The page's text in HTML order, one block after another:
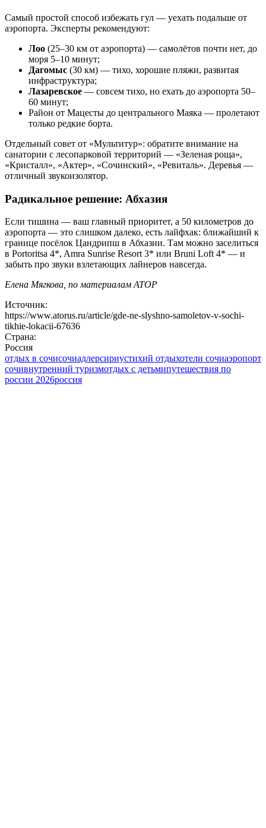
Самый простой способ избежать гул — уехать подальше от
аэропорта. Эксперты рекомендуют:
Лоо (25–30 км от аэропорта) — самолётов почти нет, до
моря 5–10 минут;
Дагомыс (30 км) — тихо, хорошие пляжи, развитая
инфраструктура;
Лазаревское — совсем тихо, но ехать до аэропорта 50–
60 минут;
Район от Мацесты до центрального Маяка — пролетают
только редкие борта.
Отдельный совет от «Мультитур»: обратите внимание на
санатории с лесопарковой территорий — «Зеленая роща»,
«Кристалл», «Актер», «Сочинский», «Ревиталь». Деревья —
отличный звукоизолятор.
Радикальное решение: Абхазия
Если тишина — ваш главный приоритет, а 50 километров до
аэропорта — это слишком далеко, есть лайфхак: ближайший к
границе посёлок Цандрипш в Абхазии. Там можно заселиться
в Portoritsa 4*, Amra Sunrise Resort 3* или Bruni Loft 4* — и
забыть про звуки взлетающих лайнеров навсегда.
Елена Мягкова, по материалам АТОР
Источник:
https://www.atorus.ru/article/gde-ne-slyshno-samoletov-v-sochi-
tikhie-lokacii-67636
Страна:
Россия
отдых в сочисочиадлерсириустихий отдыхотели сочиаэропорт
сочивнутренний туризмотдых с детьмипутешествия по
россии 2026россия